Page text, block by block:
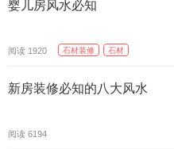
婴儿房风水必知
阅读 1920 石材装修 石材
新房装修必知的八大风水
阅读 6194